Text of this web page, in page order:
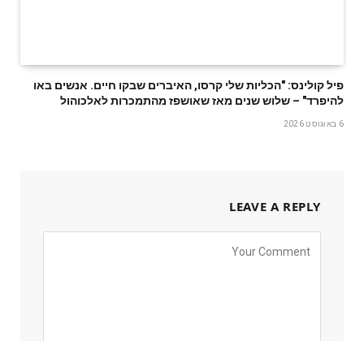
פיל קולינס: "הכליות שלי קרסו, האיברים שבקו חיים. אנשים באו
להיפרד" – שלוש שנים מאז שאושפז מהתמכרות לאלכוהול
6 באוגוסט 2026
LEAVE A REPLY